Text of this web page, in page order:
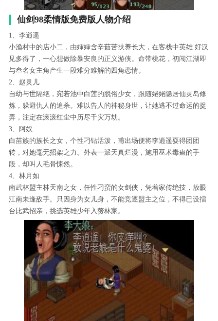
仙剑98柔情版免费版人物介绍
1、李逍遥
小渔村中的店小二，由婶婶含辛茹苦扶养长大，在客栈中英雄 好汉
见多得了，一心想做除暴安良的正义游侠。命带桃花，初闯江湖即
与叁名女主角产生一段难分难解的四角恋情。
2、赵灵儿
自幼与世隔绝，宛若池中白莲的脱俗少女，跟随姥姥隐居仙灵岛修
炼，躲避仇人的追杀。难以告人的神秘身世，让她逃不过命运的捉
弄，注定在滚滚红尘中历尽千灾万劫。
3、阿奴
白苗族的族长之女，个性刁钻活泼，甫出场便将李逍遥耍得团团
转，对她毫无招架之力。外表一派天真烂漫，施用巫术毒蛊的手
段，却叫人毛骨悚然。
4、林月如
南武林盟主林天南之女，任性刁蛮的女剑侠，凭着家传绝技，放眼
江南未逢敌手。只因身为女儿身，不能竞逐盟主之位，不得已设擂
台比武招亲，挑选英雄少年入赘林家。